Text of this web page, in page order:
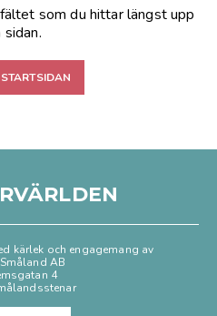
som du hittar längst upp
sidan.
kärlek och engagemang av
AB
4